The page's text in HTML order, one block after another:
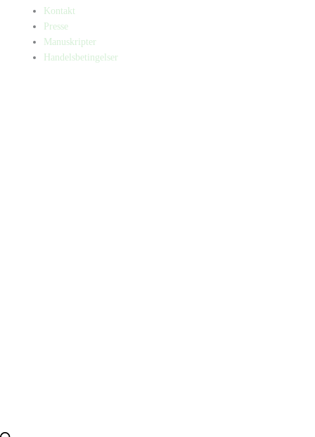
Kontakt
Presse
Manuskripter
Handelsbetingelser